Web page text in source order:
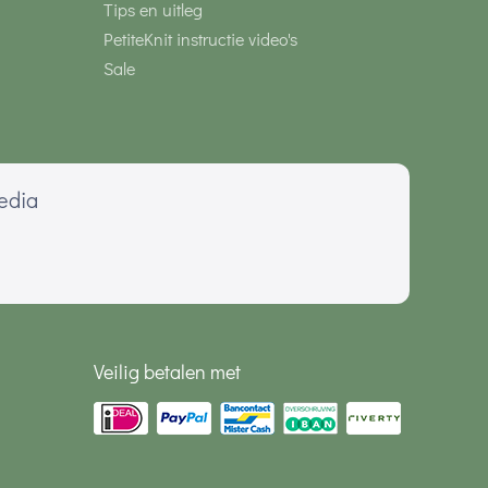
Tips en uitleg
PetiteKnit instructie video's
Sale
Veilig betalen met